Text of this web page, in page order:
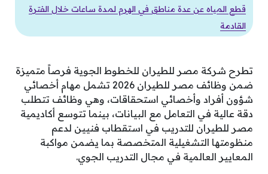
قطع المياه عن عدة مناطق في الهرم لمدة ساعات خلال الفترة
القادمة
تطرح شركة مصر للطيران للخطوط الجوية فرصاً متميزة
ضمن وظائف مصر للطيران 2026 تشمل مهام أخصائي
شؤون أفراد وأخصائي استحقاقات، وهي وظائف تتطلب
دقة عالية في التعامل مع البيانات، بينما تتوسع أكاديمية
مصر للطيران للتدريب في استقطاب فنيين لدعم
منظومتها التشغيلية المتخصصة بما يضمن مواكبة
المعايير العالمية في مجال التدريب الجوي.